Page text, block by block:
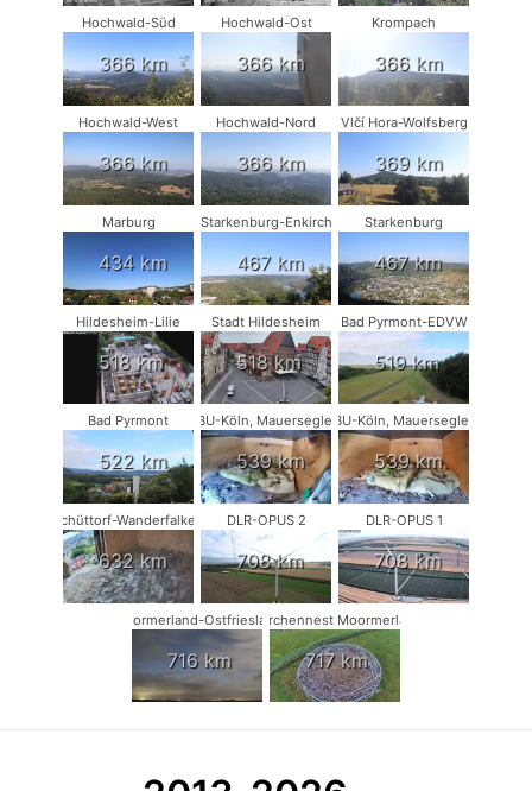
Hochwald-Süd
366 km
Hochwald-Ost
366 km
Krompach
366 km
Hochwald-West
366 km
Hochwald-Nord
366 km
Vlčí Hora-Wolfsberg
369 km
Marburg
434 km
Starkenburg-Enkirch
467 km
Starkenburg
467 km
Hildesheim-Lilie
518 km
Stadt Hildesheim
518 km
Bad Pyrmont-EDVW
519 km
Bad Pyrmont
522 km
NABU-Köln, Mauersegler #1
539 km
NABU-Köln, Mauersegler #2
539 km
Schüttorf-Wanderfalken
632 km
DLR-OPUS 2
708 km
DLR-OPUS 1
708 km
Moormerland-Ostfriesland
716 km
Storchennest Moormerland
717 km